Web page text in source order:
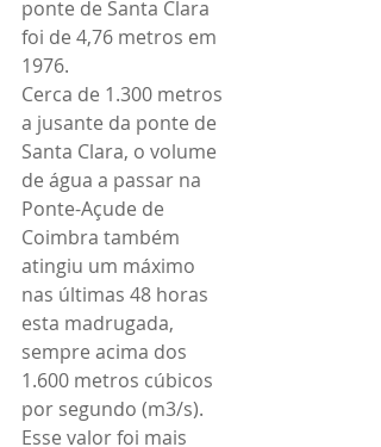
ponte de Santa Clara
foi de 4,76 metros em
1976.
Cerca de 1.300 metros
a jusante da ponte de
Santa Clara, o volume
de água a passar na
Ponte-Açude de
Coimbra também
atingiu um máximo
nas últimas 48 horas
esta madrugada,
sempre acima dos
1.600 metros cúbicos
por segundo (m3/s).
Esse valor foi mais